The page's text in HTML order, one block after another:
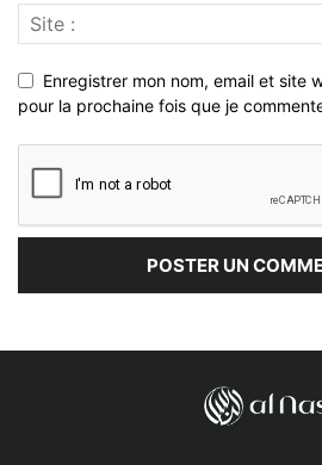
Enregistrer mon nom, email et site
pour la prochaine fois que je